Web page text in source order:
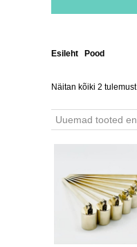
Esileht Pood
Näitan kõiki 2 tulemust